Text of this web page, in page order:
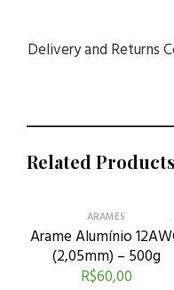
Delivery and Returns
Related Products
ARAMES
Arame Alumínio
(2,05mm) – 500g
R$60,00